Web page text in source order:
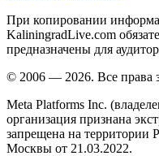
При копировании
KaliningradLive.com
предназначены для
© 2006 — 2026. Все права
Meta Platforms Inc.
организация признана
запрещена на территории
Москвы от 21.03.2022.